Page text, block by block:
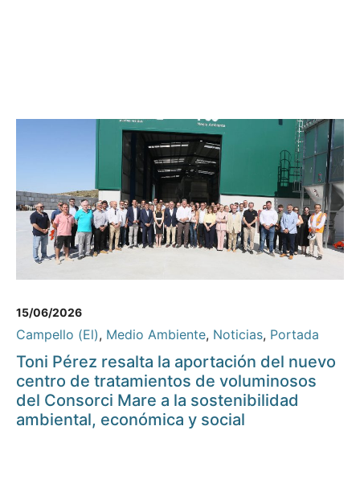
15/06/2026
Campello (El), Medio Ambiente, Noticias, Portada
Toni Pérez resalta la aportación del nuevo
centro de tratamientos de voluminosos
del Consorci Mare a la sostenibilidad
ambiental, económica y social